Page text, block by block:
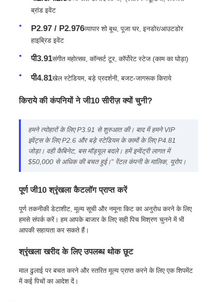
ब्रांड इवेंट
P2.97 / P2.976व्यापार शो बूथ, पूजा घर, इनडोर/आउटडोर
हाइब्रिड इवेंट
पी3.91संगीत महोत्सव, कॉन्सर्ट टूर, कॉर्पोरेट स्टेज (काम का घोड़ा)
पी4.81खेल स्टेडियम, बड़े प्रदर्शनी, बजट-जागरूक किराये
किराये की कंपनियों ने जी10 सीरीज़ क्यों चुनी?
हमने त्योहारों के लिए P3.91 से शुरुआत की। बाद में हमने VIP
इवेंट्स के लिए P2.6 और बड़े स्टेडियम के कामों के लिए P4.81
जोड़ा। वही कैबिनेट, बस मॉड्यूल बदले। हमें इन्वेंट्री लागत में
$50,000 से अधिक की बचत हुई।" रेंटल कंपनी के मालिक, यूरोप।
पूर्ण जी10 श्रृंखला कैटलॉग प्राप्त करें
पूर्ण तकनीकी डेटाशीट, मूल्य सूची और नमूना किट का अनुरोध करने के लिए
हमसे संपर्क करें। हम आपके बाजार के लिए सही पिच मिश्रण चुनने में भी
आपकी सहायता कर सकते हैं।
श्रृंखला खरीद के लिए उपलब्ध थोक छूट
माल ढुलाई पर बचत करने और स्तरित मूल्य प्राप्त करने के लिए एक शिपमेंट
में कई पिचों का आदेश दें।